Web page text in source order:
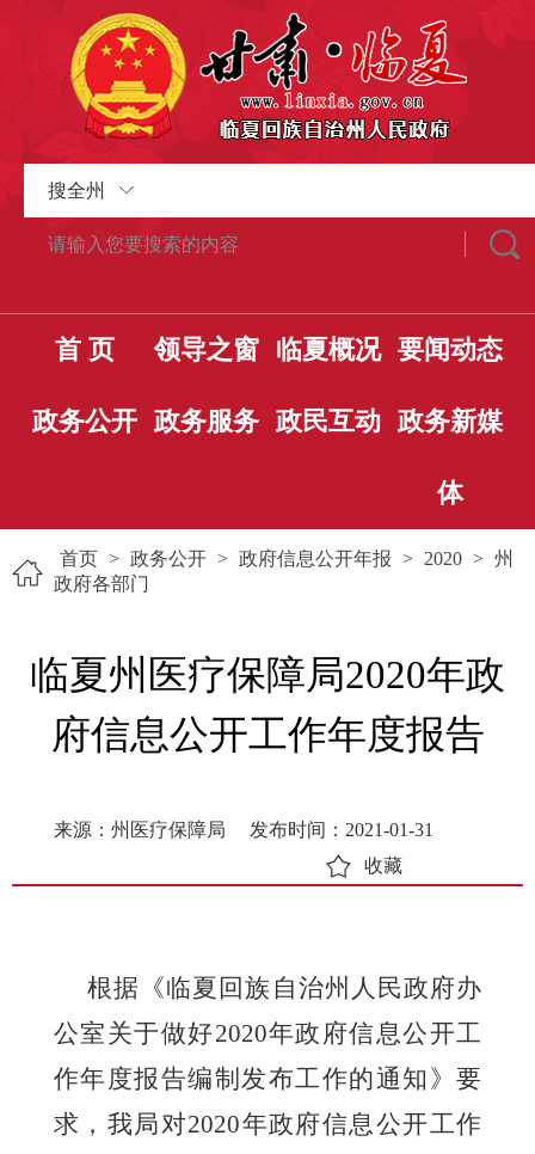
搜全州
首 页 领导之窗 临夏概况 要闻动态
政务公开 政务服务 政民互动 政务新媒
体
首页 > 政务公开 > 政府信息公开年报 > 2020 > 州
政府各部门
临夏州医疗保障局2020年政
府信息公开工作年度报告
来源：州医疗保障局
发布时间：2021-01-31
收藏
根据《临夏回族自治州人民政府办
公室关于做好2020年政府信息公开工
作年度报告编制发布工作的通知》要
求，我局对2020年政府信息公开工作